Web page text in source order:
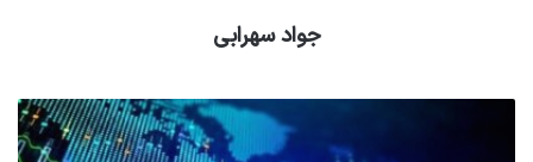
جواد سهرابی